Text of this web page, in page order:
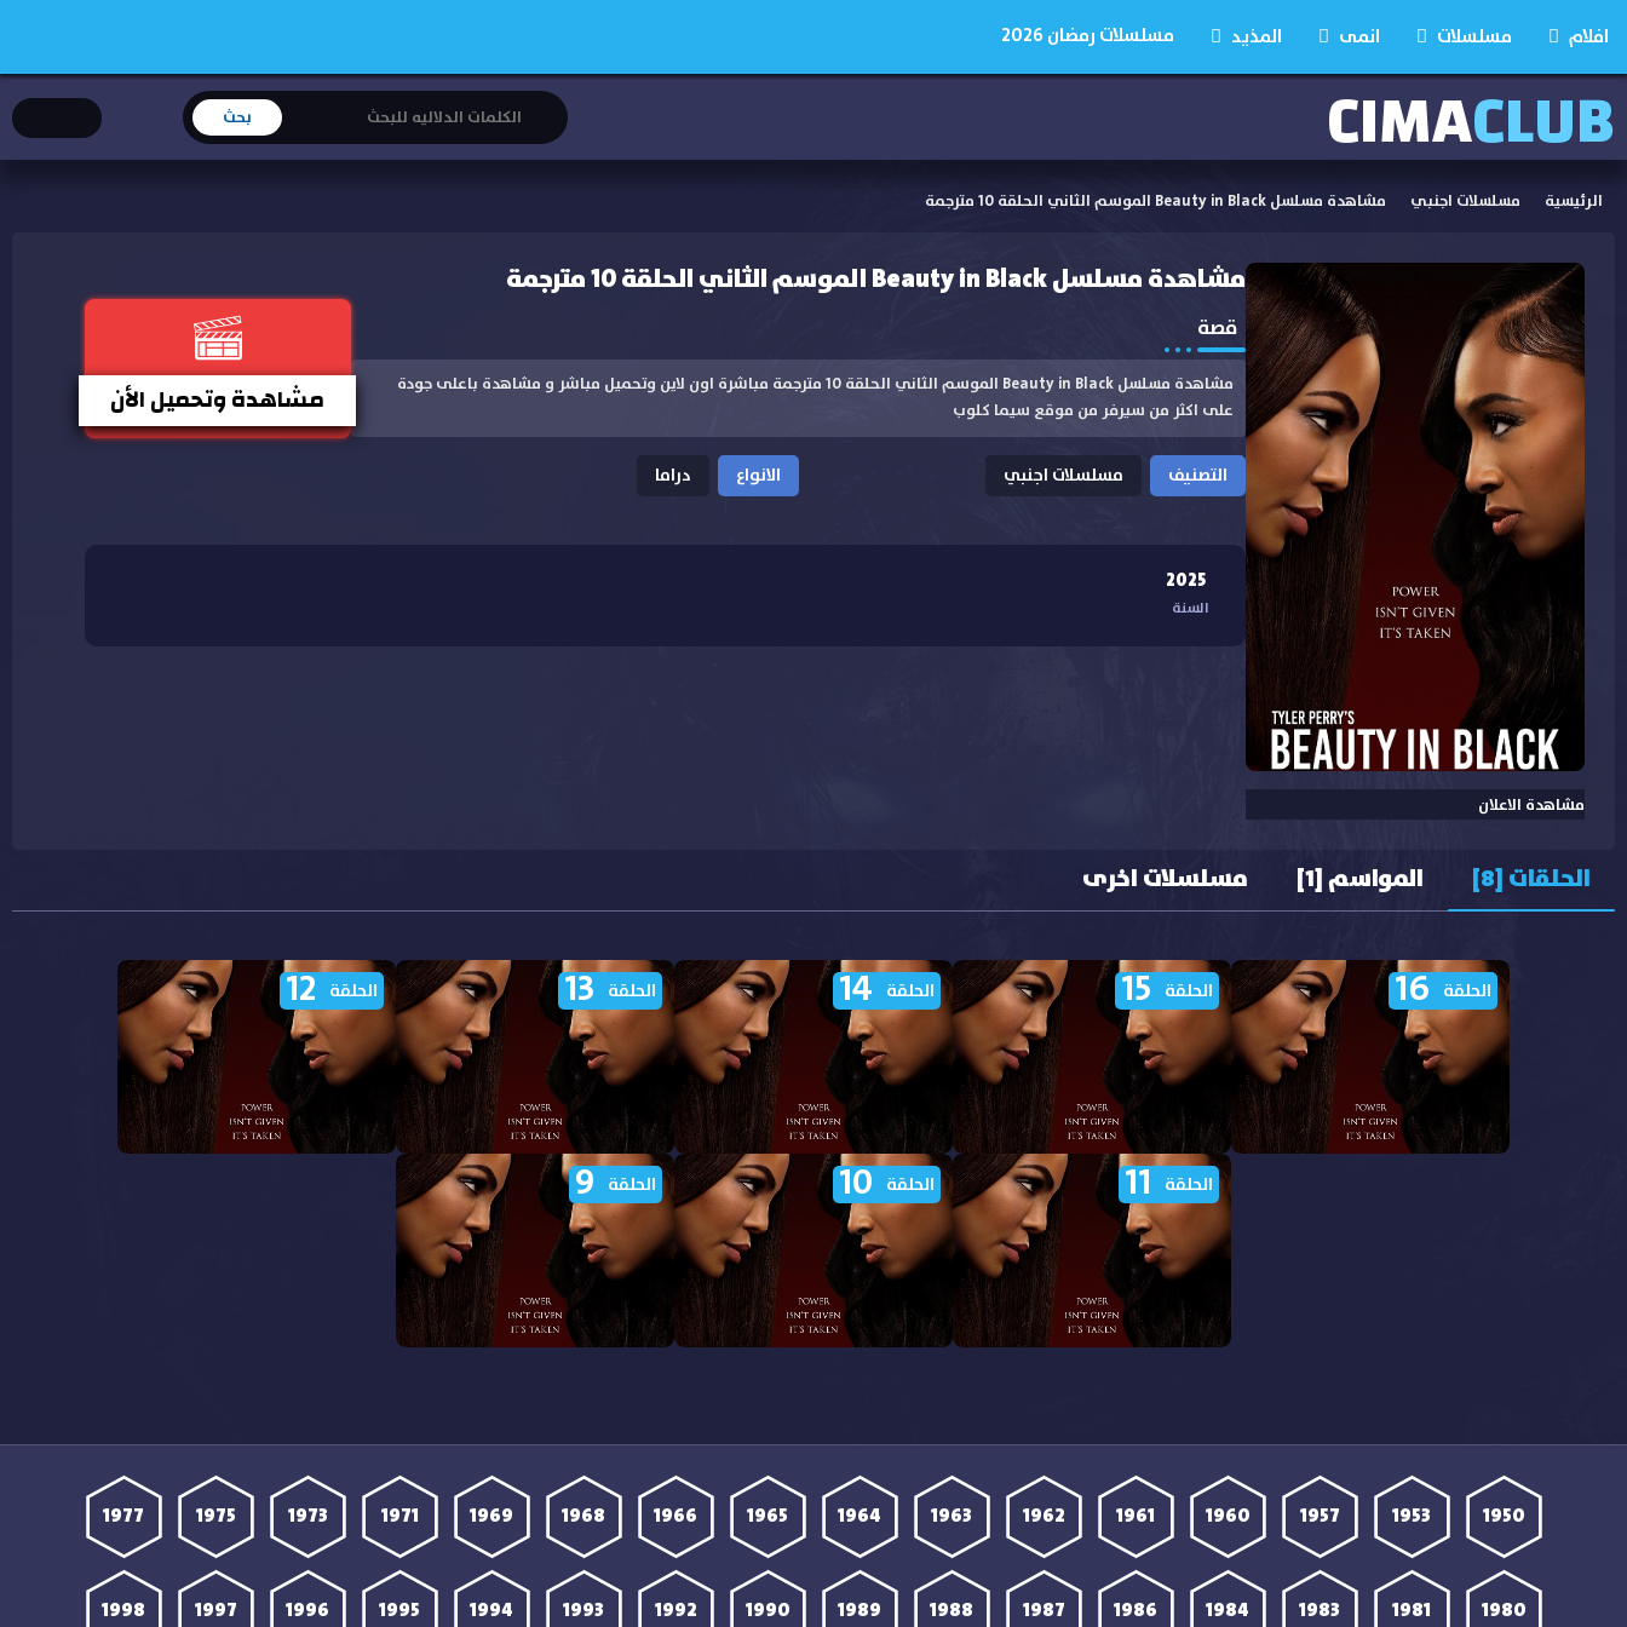
افلام مسلسلات انمى المذيد مسلسلات رمضان 2026
CIMACLUB
الرئيسية مسلسلات اجنبي مشاهدة مسلسل Beauty in Black الموسم الثاني الحلقة 10 مترجمة
مشاهدة الاعلان
مشاهدة مسلسل Beauty in Black الموسم الثاني الحلقة 10 مترجمة
قصة
مشاهدة مسلسل Beauty in Black الموسم الثاني الحلقة 10 مترجمة مباشرة اون لاين وتحميل مباشر و مشاهدة باعلى جودة
على اكثر من سيرفر من موقع سيما كلوب
التصنيف مسلسلات اجنبي الانواع دراما
مشاهدة وتحميل الأن
2025
السنة
الحلقات [8] المواسم [1] مسلسلات اخرى
الحلقة 16
مشاهدة مسلسل Beauty in Black
الموسم الثاني الحلقة 15 مترجمة
الحلقة 15
مشاهدة مسلسل Beauty in Black
الموسم الثاني الحلقة 14 مترجمة
الحلقة 14
مشاهدة مسلسل Beauty in Black
الموسم الثاني الحلقة 13 مترجمة
الحلقة 13 الحلقة 12
الحلقة 11 الحلقة 10 الحلقة 9
1950
1953
1957
1960
1961
1962
1963
1964
1965
1966
1968
1969
1971
1973
1975
1977
1980
1981
1983
1984
1986
1987
1988
1989
1990
1992
1993
1994
1995
1996
1997
1998